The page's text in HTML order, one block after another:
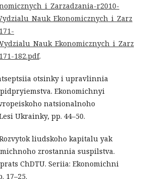
r2010-
182.pdf.
otsinky i upravlinnia
Ekonomichnyi
natsionalnoho
Ukrainky, pp. 44–50.
liudskoho kapitalu yak
zrostannia suspilstva.
ChDTU. Seriia: Ekonomichni
17–25.